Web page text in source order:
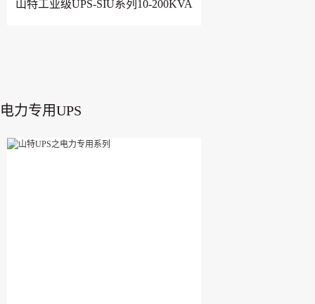
山特工业级UPS-SIU系列10-200KVA
电力专用UPS